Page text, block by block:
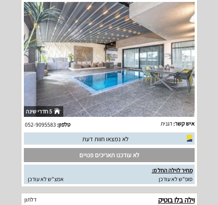
5 חדרי שינה
איש קשר:דגנית טלפון:052-9095583
לא נמצאו חוות דעת
לא עודכנו תאריכים פנויים
מחיר לוילה החל מ:
סופ"ש לא עודכן
אמצ"ש לא עודכן
וילה בלו בוטיק דלתון